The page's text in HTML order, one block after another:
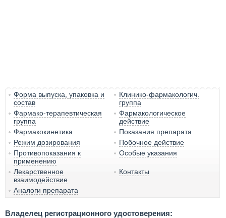
Форма выпуска, упаковка и
состав
Клинико-фармакологич.
группа
Фармако-терапевтическая
группа
Фармакологическое
действие
Фармакокинетика
Показания препарата
Режим дозирования
Побочное действие
Противопоказания к
применению
Особые указания
Лекарственное
взаимодействие
Контакты
Аналоги препарата
Владелец регистрационного удостоверения: